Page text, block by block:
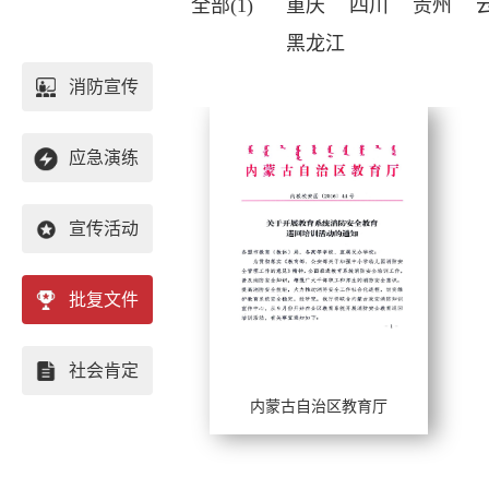
消防宣传
应急演练
宣传活动
批复文件
社会肯定
全部(1) 重庆 四川 贵州
黑龙江
内蒙古自治区教育厅
工作年限：